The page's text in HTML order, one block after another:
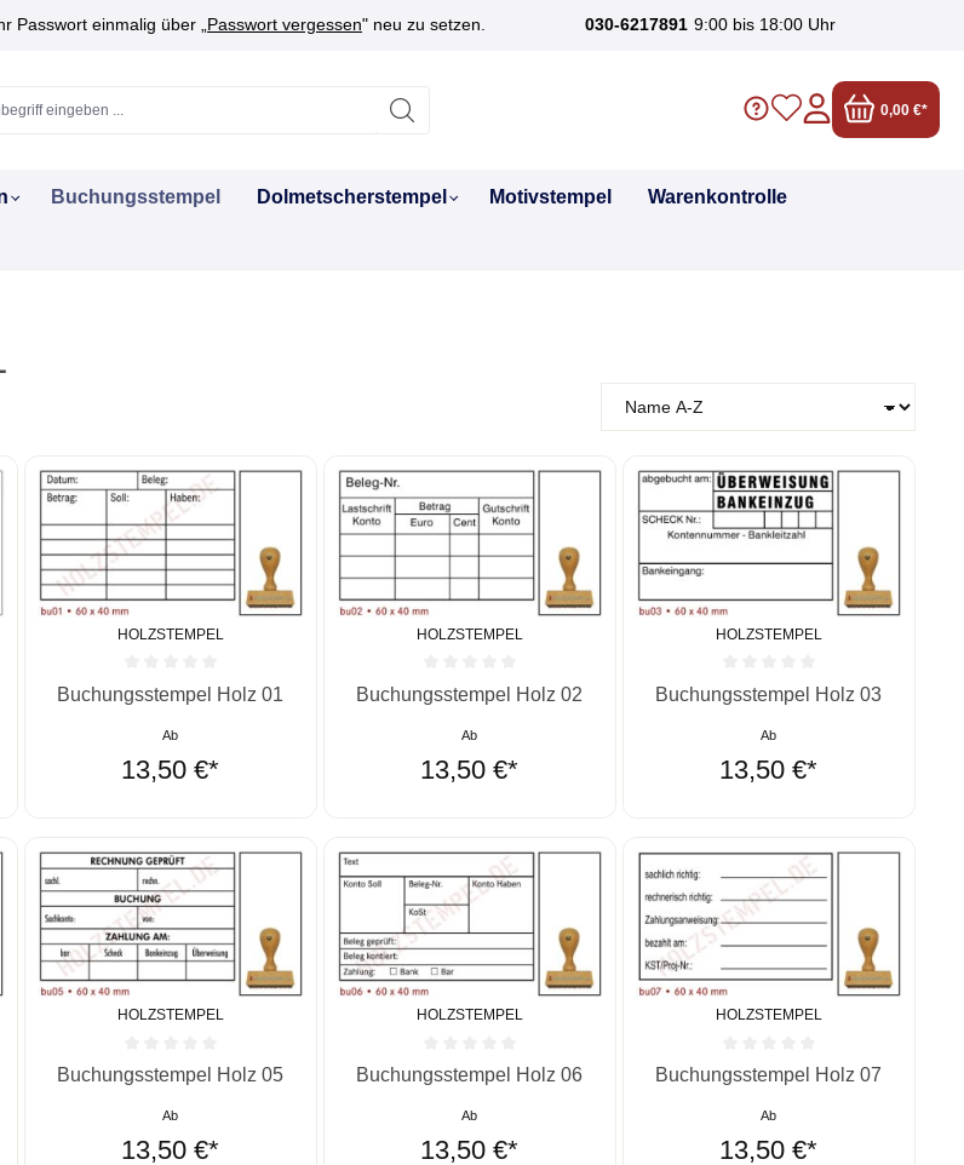
einmalig über „ Passwort vergessen" neu zu setzen. 030-6217891 9:00 bis 18:00 Uhr
0,00 €*
Buchungsstempel Dolmetscherstempel Motivstempel Warenkontrolle
0 von 5 Sternen
HOLZSTEMPEL
Durchschnittliche Bewertung von 0 von 5 Sternen
Buchungsstempel Holz 01
Ab
13,50 €*
HOLZSTEMPEL
Durchschnittliche Bewertung von 0 von 5 Sternen
Buchungsstempel Holz 02
Ab
13,50 €*
HOLZSTEMPEL
Durchschnittliche Bewertung von 0
Buchungsstempel Holz 03
Ab
13,50 €*
0 von 5 Sternen
HOLZSTEMPEL
Durchschnittliche Bewertung von 0 von 5 Sternen
Buchungsstempel Holz 05
Ab
13,50 €*
HOLZSTEMPEL
Durchschnittliche Bewertung von 0 von 5 Sternen
Buchungsstempel Holz 06
Ab
13,50 €*
HOLZSTEMPEL
Durchschnittliche Bewertung von 0
Buchungsstempel Holz 07
Ab
13,50 €*